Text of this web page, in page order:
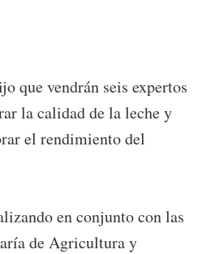
que vendrán seis expertos
la calidad de la leche y
el rendimiento del
en conjunto con las
de Agricultura y